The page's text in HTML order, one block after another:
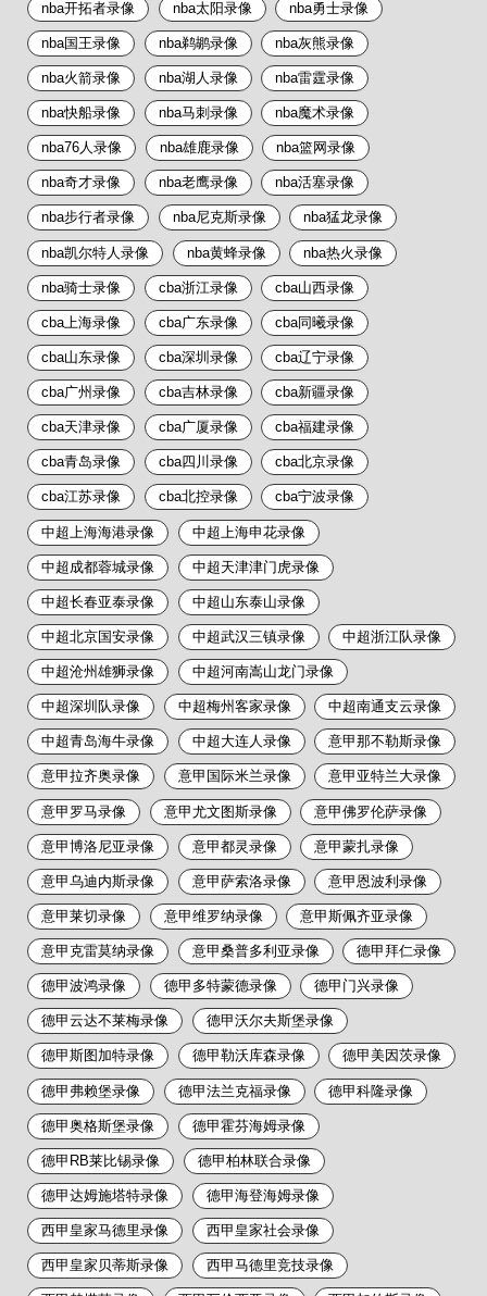
nba开拓者录像 nba太阳录像 nba勇士录像
nba国王录像 nba鹈鹕录像 nba灰熊录像
nba火箭录像 nba湖人录像 nba雷霆录像
nba快船录像 nba马刺录像 nba魔术录像
nba76人录像 nba雄鹿录像 nba篮网录像
nba奇才录像 nba老鹰录像 nba活塞录像
nba步行者录像 nba尼克斯录像 nba猛龙录像
nba凯尔特人录像 nba黄蜂录像 nba热火录像
nba骑士录像 cba浙江录像 cba山西录像
cba上海录像 cba广东录像 cba同曦录像
cba山东录像 cba深圳录像 cba辽宁录像
cba广州录像 cba吉林录像 cba新疆录像
cba天津录像 cba广厦录像 cba福建录像
cba青岛录像 cba四川录像 cba北京录像
cba江苏录像 cba北控录像 cba宁波录像
中超上海海港录像 中超上海申花录像
中超成都蓉城录像 中超天津津门虎录像
中超长春亚泰录像 中超山东泰山录像
中超北京国安录像 中超武汉三镇录像 中超浙江队录像
中超沧州雄狮录像 中超河南嵩山龙门录像
中超深圳队录像 中超梅州客家录像 中超南通支云录像
中超青岛海牛录像 中超大连人录像 意甲那不勒斯录像
意甲拉齐奥录像 意甲国际米兰录像 意甲亚特兰大录像
意甲罗马录像 意甲尤文图斯录像 意甲佛罗伦萨录像
意甲博洛尼亚录像 意甲都灵录像 意甲蒙扎录像
意甲乌迪内斯录像 意甲萨索洛录像 意甲恩波利录像
意甲莱切录像 意甲维罗纳录像 意甲斯佩齐亚录像
意甲克雷莫纳录像 意甲桑普多利亚录像 德甲拜仁录像
德甲波鸿录像 德甲多特蒙德录像 德甲门兴录像
德甲云达不莱梅录像 德甲沃尔夫斯堡录像
德甲斯图加特录像 德甲勒沃库森录像 德甲美因茨录像
德甲弗赖堡录像 德甲法兰克福录像 德甲科隆录像
德甲奥格斯堡录像 德甲霍芬海姆录像
德甲RB莱比锡录像 德甲柏林联合录像
德甲达姆施塔特录像 德甲海登海姆录像
西甲皇家马德里录像 西甲皇家社会录像
西甲皇家贝蒂斯录像 西甲马德里竞技录像